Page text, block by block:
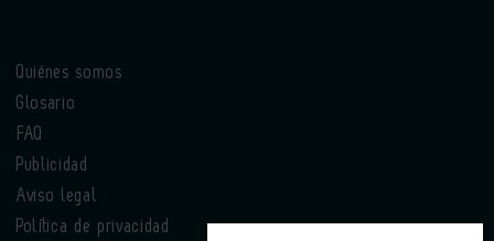
Quiénes somos
Glosario
FAQ
Publicidad
Aviso legal
Política de privacidad